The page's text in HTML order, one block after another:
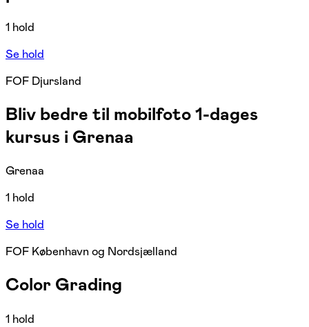
1 hold
Se hold
FOF Djursland
Bliv bedre til mobilfoto 1-dages
kursus i Grenaa
Grenaa
1 hold
Se hold
FOF København og Nordsjælland
Color Grading
1 hold